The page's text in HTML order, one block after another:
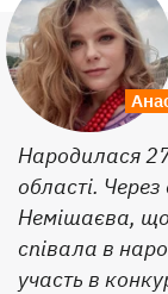
Народилася
області.
Немішаєва, що
співала в
участь в